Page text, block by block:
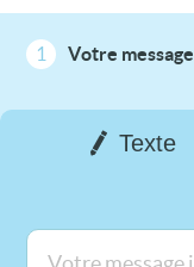
1 Votre message
Texte